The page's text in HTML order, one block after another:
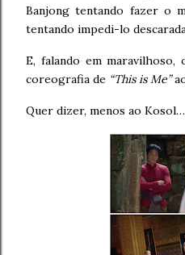
Banjong tentando fazer o
tentando impedi-lo
E, falando em maravilhoso,
coreografia de “This is Me”
Quer dizer, menos ao Kosol…